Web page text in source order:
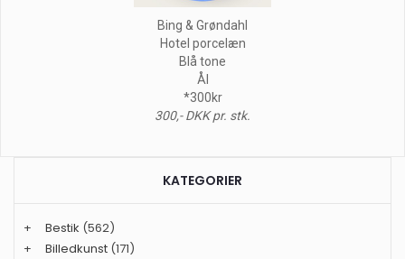
Bing & Grøndahl
Hotel porcelæn
Blå tone
Ål
*300kr
300,- DKK pr. stk.
KATEGORIER
+ Bestik (562)
+
Billedkunst (171)